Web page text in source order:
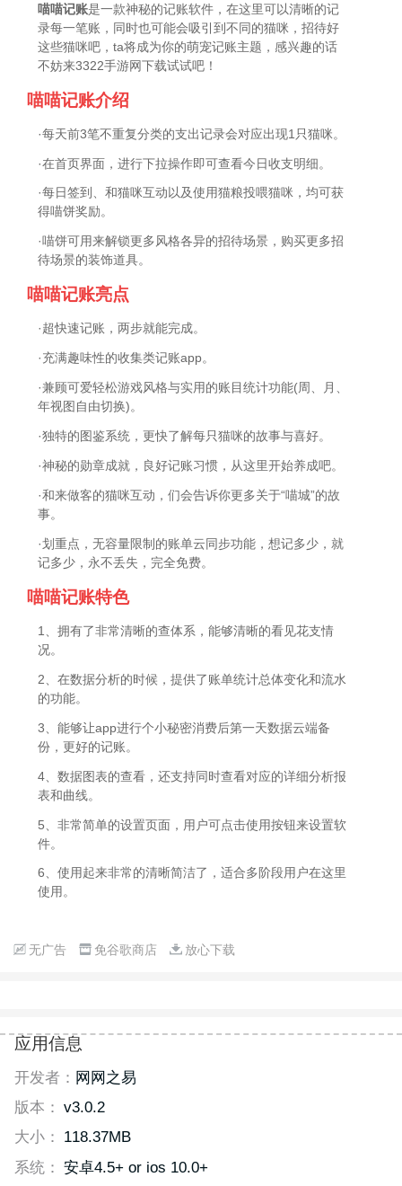
喵喵记账是一款神秘的记账软件，在这里可以清晰的记
录每一笔账，同时也可能会吸引到不同的猫咪，招待好
这些猫咪吧，ta将成为你的萌宠记账主题，感兴趣的话
不妨来3322手游网下载试试吧！
喵喵记账介绍
·每天前3笔不重复分类的支出记录会对应出现1只猫咪。
·在首页界面，进行下拉操作即可查看今日收支明细。
·每日签到、和猫咪互动以及使用猫粮投喂猫咪，均可获
得喵饼奖励。
·喵饼可用来解锁更多风格各异的招待场景，购买更多招
待场景的装饰道具。
喵喵记账亮点
·超快速记账，两步就能完成。
·充满趣味性的收集类记账app。
·兼顾可爱轻松游戏风格与实用的账目统计功能(周、月、
年视图自由切换)。
·独特的图鉴系统，更快了解每只猫咪的故事与喜好。
·神秘的勋章成就，良好记账习惯，从这里开始养成吧。
·和来做客的猫咪互动，们会告诉你更多关于“喵城”的故
事。
·划重点，无容量限制的账单云同步功能，想记多少，就
记多少，永不丢失，完全免费。
喵喵记账特色
1、拥有了非常清晰的查体系，能够清晰的看见花支情
况。
2、在数据分析的时候，提供了账单统计总体变化和流水
的功能。
3、能够让app进行个小秘密消费后第一天数据云端备
份，更好的记账。
4、数据图表的查看，还支持同时查看对应的详细分析报
表和曲线。
5、非常简单的设置页面，用户可点击使用按钮来设置软
件。
6、使用起来非常的清晰简洁了，适合多阶段用户在这里
使用。
无广告 免谷歌商店 放心下载
应用信息
开发者： 网网之易
版本： v3.0.2
大小：
118.37MB
系统： 安卓4.5+ or ios 10.0+